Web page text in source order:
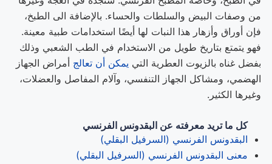
من وصفات البيض والسلطات والحساء. بالإضافة الى الطبخ،
فإن أوراق وأزهار هذا النبات لها أيضًا استخدامات طبية معينة.
فهو يتمتع بتاريخ طويل من الاستخدام في الطب الشعبي وذلك
بفضل غناه بالزيوت العطرية التي يمكن أن تعالج أمراض الجهاز
الهضمي، ومشاكل الجهاز التنفسي، وآلام المفاصل والعضلات،
وغيرها الكثير.
كل ما تريد معرفته عن البقدونس الفرنسي
البقدونس الفرنسي (السرفيل البقلي)
معنى البقدونس الفرنسي (السرفيل البقلي)